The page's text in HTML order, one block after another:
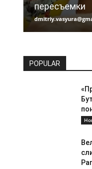
пересъемки
POPULAR